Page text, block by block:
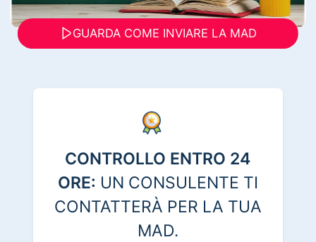
GUARDA COME INVIARE LA MAD
CONTROLLO ENTRO 24
ORE: UN CONSULENTE TI
CONTATTERÀ PER LA TUA
MAD.